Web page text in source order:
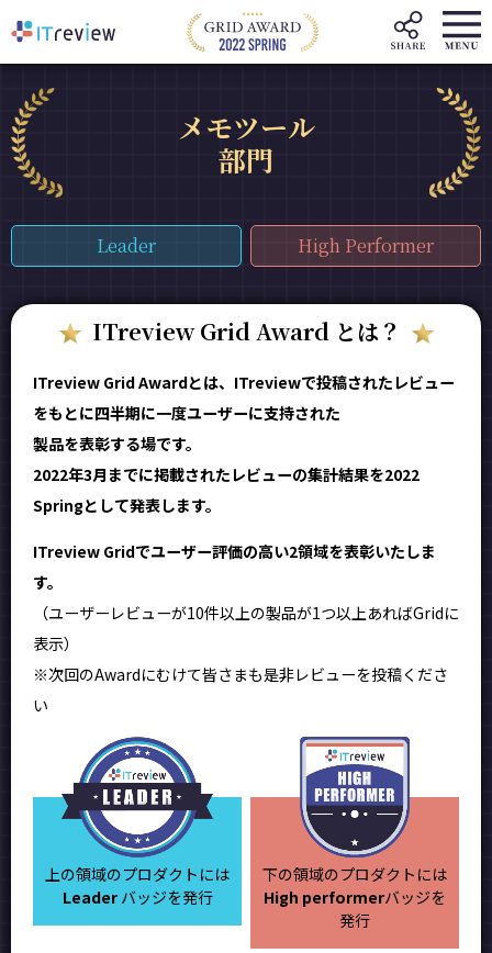
メモツール
部門
Leader High Performer
ITreview Grid Award とは？
ITreview Grid Awardとは、ITreviewで投稿されたレビュー
をもとに四半期に一度ユーザーに支持された
製品を表彰する場です。
2022年3月までに掲載されたレビューの集計結果を2022
Springとして発表します。
ITreview Gridでユーザー評価の高い2領域を表彰いたしま
す。
（ユーザーレビューが10件以上の製品が1つ以上あればGridに
表示）
※次回のAwardにむけて皆さまも是非レビューを投稿くださ
い
上の領域のプロダクトには
Leaderバッジを発行
下の領域のプロダクトには
High performerバッジを
発行